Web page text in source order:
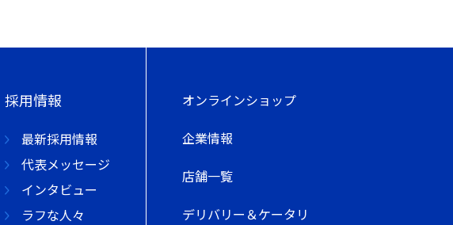
採用情報
最新採用情報
代表メッセージ
インタビュー
ラフな人々
オンラインショップ
企業情報
店舗一覧
デリバリー＆ケータリ